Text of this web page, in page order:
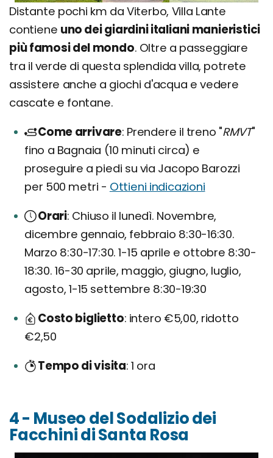
Distante pochi km da Viterbo, Villa Lante
contiene uno dei giardini italiani manieristici
più famosi del mondo. Oltre a passeggiare
tra il verde di questa splendida villa, potrete
assistere anche a giochi d'acqua e vedere
cascate e fontane.
Come arrivare Prendere il treno "RMVT"
fino a Bagnaia (10 minuti circa) e
proseguire a piedi su via Jacopo Barozzi
per 500 metri - Ottieni indicazioni
Orari Chiuso il lunedì. Novembre,
dicembre gennaio, febbraio 8:30-16:30.
Marzo 8:30-17:30. 1-15 aprile e ottobre 8:30-
18:30. 16-30 aprile, maggio, giugno, luglio,
agosto, 1-15 settembre 8:30-19:30
Costo biglietto intero €5,00, ridotto
€2,50
Tempo di visita 1 ora
4 - Museo del Sodalizio dei
Facchini di Santa Rosa